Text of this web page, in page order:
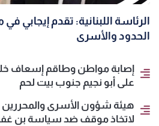
الرئاسة اللبنانية: تقدم إيجابي
الحدود والأسرى
إصابة مواطن وطاقم إسعاف
على أبو نجيم جنوب بيت لحم
هيئة شؤون الأسرى والمحررين
لاتخاذ موقف ضد سياسة بن